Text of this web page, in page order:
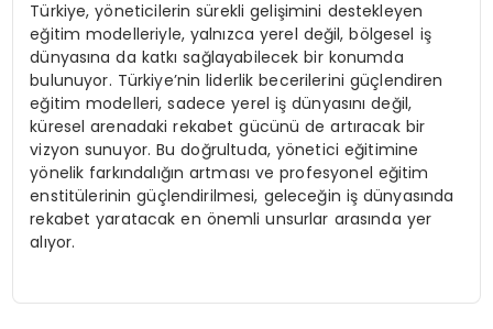
Türkiye, yöneticilerin sürekli gelişimini destekleyen
eğitim modelleriyle, yalnızca yerel değil, bölgesel iş
dünyasına da katkı sağlayabilecek bir konumda
bulunuyor. Türkiye’nin liderlik becerilerini güçlendiren
eğitim modelleri, sadece yerel iş dünyasını değil,
küresel arenadaki rekabet gücünü de artıracak bir
vizyon sunuyor. Bu doğrultuda, yönetici eğitimine
yönelik farkındalığın artması ve profesyonel eğitim
enstitülerinin güçlendirilmesi, geleceğin iş dünyasında
rekabet yaratacak en önemli unsurlar arasında yer
alıyor.